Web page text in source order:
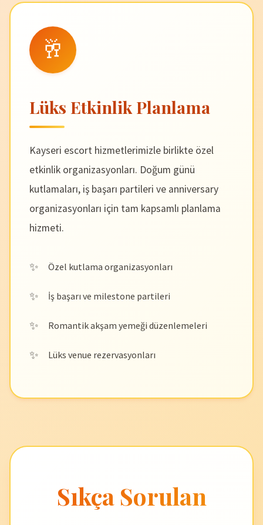
🥂
Lüks Etkinlik Planlama
Kayseri escort hizmetlerimizle birlikte özel
etkinlik organizasyonları. Doğum günü
kutlamaları, iş başarı partileri ve anniversary
organizasyonları için tam kapsamlı planlama
hizmeti.
Özel kutlama organizasyonları
İş başarı ve milestone partileri
Romantik akşam yemeği düzenlemeleri
Lüks venue rezervasyonları
Sıkça Sorulan